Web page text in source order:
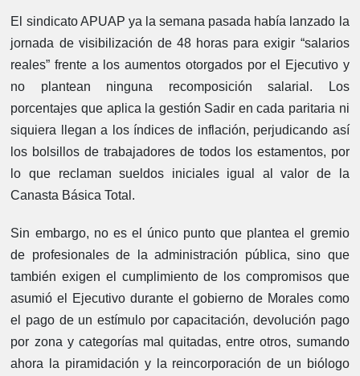
El sindicato APUAP ya la semana pasada había lanzado la
jornada de visibilización de 48 horas para exigir “salarios
reales” frente a los aumentos otorgados por el Ejecutivo y
no plantean ninguna recomposición salarial. Los
porcentajes que aplica la gestión Sadir en cada paritaria ni
siquiera llegan a los índices de inflación, perjudicando así
los bolsillos de trabajadores de todos los estamentos, por
lo que reclaman sueldos iniciales igual al valor de la
Canasta Básica Total.
Sin embargo, no es el único punto que plantea el gremio
de profesionales de la administración pública, sino que
también exigen el cumplimiento de los compromisos que
asumió el Ejecutivo durante el gobierno de Morales como
el pago de un estímulo por capacitación, devolución pago
por zona y categorías mal quitadas, entre otros, sumando
ahora la piramidación y la reincorporación de un biólogo